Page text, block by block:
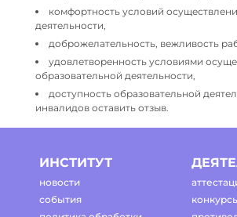
комфортность условий
деятельности,
доброжелательность, вежливость
удовлетворенность условиями
образовательной деятельности,
доступность образовательной
инвалидов оставить отзыв.
ИНСТИТУТ
новости
события